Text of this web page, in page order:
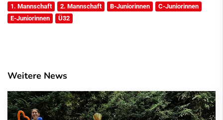
1. Mannschaft 2. Mannschaft B-Juniorinnen
C-Juniorinnen
E-Juniorinnen
Ü32
Weitere News